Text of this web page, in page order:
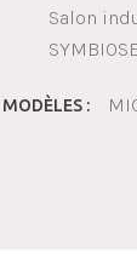
Salon
SYMBIOSE
: